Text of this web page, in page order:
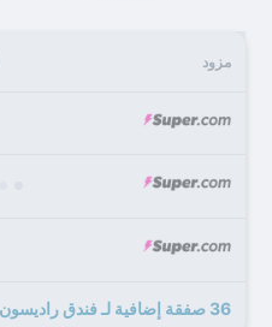
مزود
36 صفقة إضافية لـ فندق راديسون بلو، دورهام